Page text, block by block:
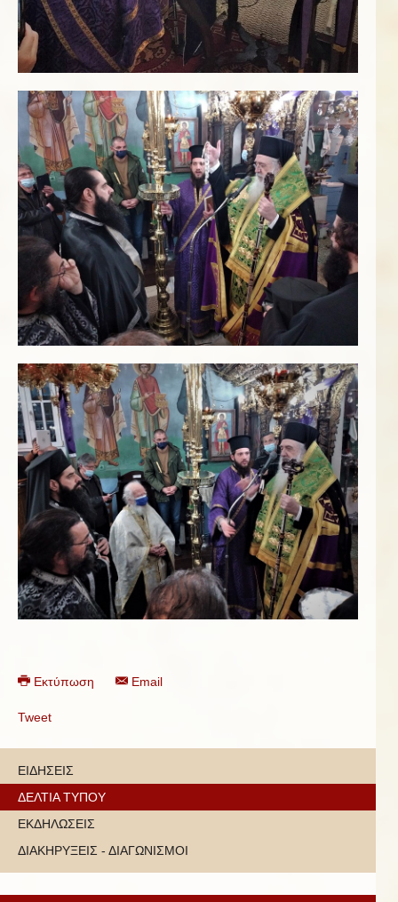
Εκτύπωση Email
Tweet
ΕΙΔΗΣΕΙΣ
ΔΕΛΤΙΑ ΤΥΠΟΥ
ΕΚΔΗΛΩΣΕΙΣ
ΔΙΑΚΗΡΥΞΕΙΣ - ΔΙΑΓΩΝΙΣΜΟΙ